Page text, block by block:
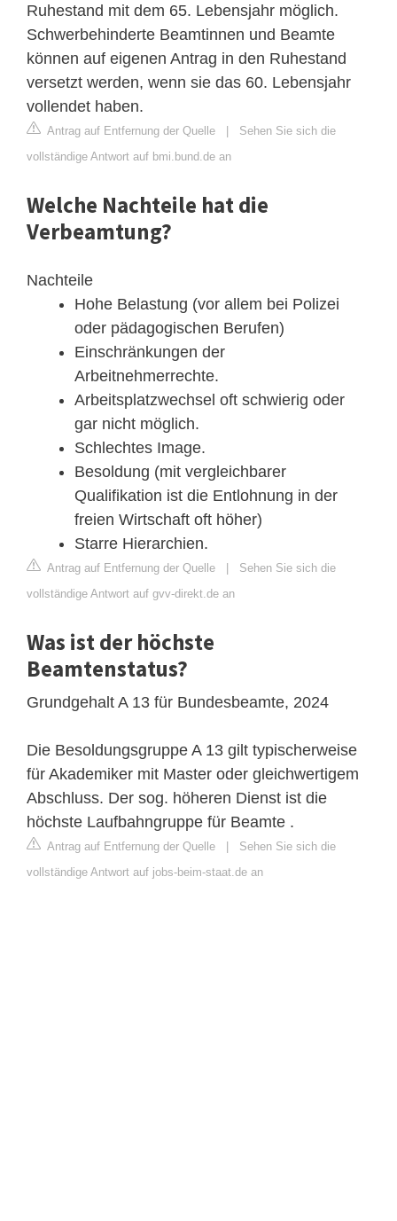
Ruhestand mit dem 65. Lebensjahr möglich.
Schwerbehinderte Beamtinnen und Beamte
können auf eigenen Antrag in den Ruhestand
versetzt werden, wenn sie das 60. Lebensjahr
vollendet haben.
Antrag auf Entfernung der Quelle | Sehen Sie sich die
vollständige Antwort auf bmi.bund.de an
Welche Nachteile hat die
Verbeamtung?
Nachteile
Hohe Belastung (vor allem bei Polizei
oder pädagogischen Berufen)
Einschränkungen der
Arbeitnehmerrechte.
Arbeitsplatzwechsel oft schwierig oder
gar nicht möglich.
Schlechtes Image.
Besoldung (mit vergleichbarer
Qualifikation ist die Entlohnung in der
freien Wirtschaft oft höher)
Starre Hierarchien.
Antrag auf Entfernung der Quelle | Sehen Sie sich die
vollständige Antwort auf gvv-direkt.de an
Was ist der höchste
Beamtenstatus?
Grundgehalt A 13 für Bundesbeamte, 2024
Die Besoldungsgruppe A 13 gilt typischerweise
für Akademiker mit Master oder gleichwertigem
Abschluss. Der sog. höheren Dienst ist die
höchste Laufbahngruppe für Beamte .
Antrag auf Entfernung der Quelle | Sehen Sie sich die
vollständige Antwort auf jobs-beim-staat.de an